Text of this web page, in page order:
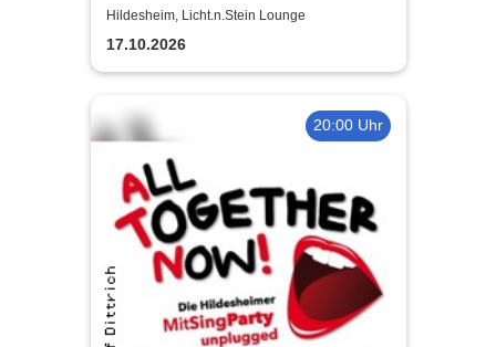
Licht.n.Stein Lounge
Hildesheim, Licht.n.Stein Lounge
17.10.2026
20:00 Uhr